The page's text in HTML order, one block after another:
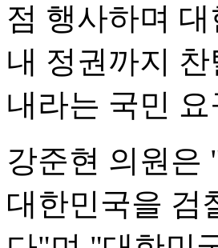
점 행사하며
내 정권까지
내라는 국민
강준현 의원은
대한민국을 검